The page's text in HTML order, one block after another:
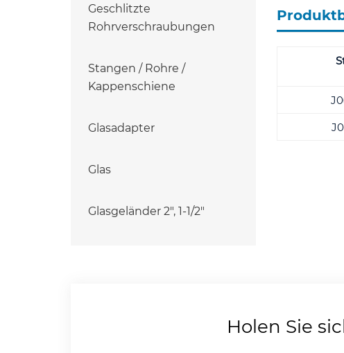
Geschlitzte
Rohrverschraubungen
Stangen / Rohre /
Kappenschiene
Glasadapter
Glas
Glasgeländer 2", 1-1/2"
Holen Sie